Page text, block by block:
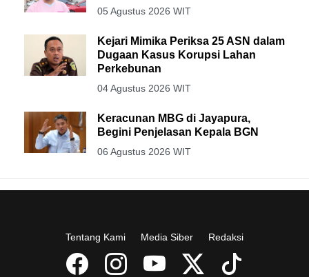
05 Agustus 2026 WIT
Kejari Mimika Periksa 25 ASN dalam
Dugaan Kasus Korupsi Lahan
Perkebunan
04 Agustus 2026 WIT
Keracunan MBG di Jayapura,
Begini Penjelasan Kepala BGN
06 Agustus 2026 WIT
Tentang Kami Media Siber Redaksi